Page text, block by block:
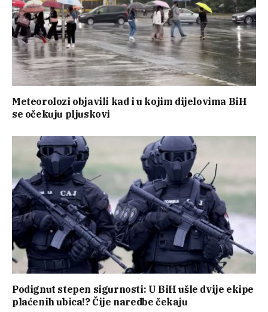
Meteorolozi objavili kad i u kojim dijelovima BiH
se očekuju pljuskovi
Podignut stepen sigurnosti: U BiH ušle dvije ekipe
plaćenih ubica!? Čije naredbe čekaju